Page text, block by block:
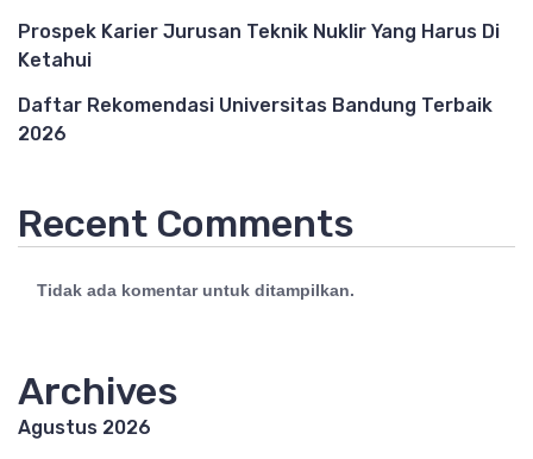
Prospek Karier Jurusan Teknik Nuklir Yang Harus Di
Ketahui
Daftar Rekomendasi Universitas Bandung Terbaik
2026
Recent Comments
Tidak ada komentar untuk ditampilkan.
Archives
Agustus 2026